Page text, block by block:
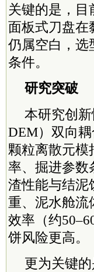
关键的是，
面板式刀盘在
仍属空白，选
条件。
研究突破
本研究创
DEM）双向
颗粒离散元模
率、掘进参数
渣性能与结泥
重、泥水舱流
效率（约
饼风险更高。
更为关键